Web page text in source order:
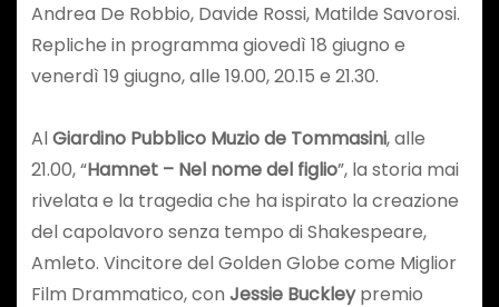
Andrea De Robbio, Davide Rossi, Matilde Savorosi.
Repliche in programma giovedì 18 giugno e
venerdì 19 giugno, alle 19.00, 20.15 e 21.30.
AlGiardino Pubblico Muzio de Tommasini, alle
21.00, “Hamnet – Nel nome del figlio”, la storia mai
rivelata e la tragedia che ha ispirato la creazione
del capolavoro senza tempo di Shakespeare,
Amleto. Vincitore del Golden Globe come Miglior
Film Drammatico, con Jessie Buckleypremio